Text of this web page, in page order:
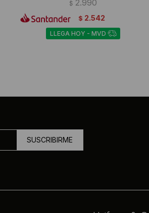
$ 2.990
$ 2.542
LLEGA HOY - MVD
SUSCRIBIRME